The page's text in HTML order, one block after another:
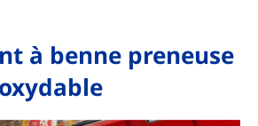
à benne preneuse